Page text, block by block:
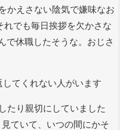
かえさない陰気で嫌味なお
れでも毎日挨拶を欠かさな
で休職したそうな。おじさ
てくれない人がいます
たり親切にしていました
ていて、いつの間にかそ